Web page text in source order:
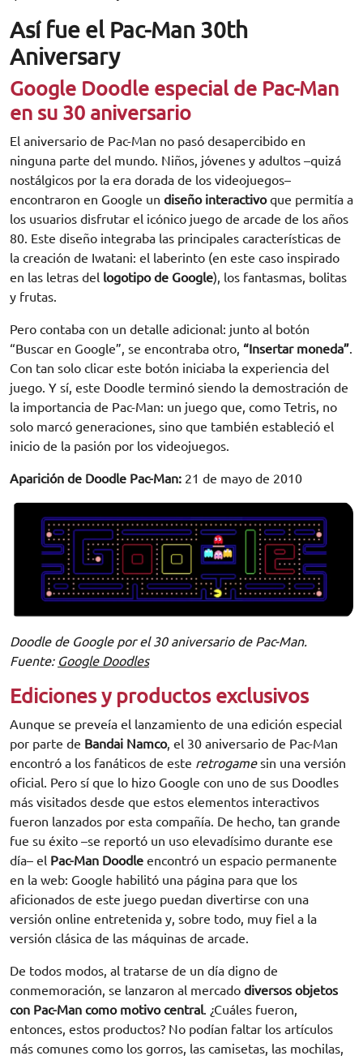
Así fue el Pac-Man 30th
Aniversary
Google Doodle especial de Pac-Man
en su 30 aniversario
El aniversario de Pac-Man no pasó desapercibido en
ninguna parte del mundo. Niños, jóvenes y adultos –quizá
nostálgicos por la era dorada de los videojuegos–
encontraron en Google un diseño interactivoque permitía a
los usuarios disfrutar el icónico juego de arcade de los años
80. Este diseño integraba las principales características de
la creación de Iwatani: el laberinto (en este caso inspirado
en las letras del logotipo de Google), los fantasmas, bolitas
y frutas.
Pero contaba con un detalle adicional: junto al botón
“Buscar en Google”, se encontraba otro, “Insertar moneda”.
Con tan solo clicar este botón iniciaba la experiencia del
juego. Y sí, este Doodle terminó siendo la demostración de
la importancia de Pac-Man: un juego que, como Tetris, no
solo marcó generaciones, sino que también estableció el
inicio de la pasión por los videojuegos.
Aparición de Doodle Pac-Man: 21 de mayo de 2010
Doodle de Google por el 30 aniversario de Pac-Man.
Fuente: Google Doodles
Ediciones y productos exclusivos
Aunque se preveía el lanzamiento de una edición especial
por parte de Bandai Namco, el 30 aniversario de Pac-Man
encontró a los fanáticos de este retrogamesin una versión
oficial. Pero sí que lo hizo Google con uno de sus Doodles
más visitados desde que estos elementos interactivos
fueron lanzados por esta compañía. De hecho, tan grande
fue su éxito –se reportó un uso elevadísimo durante ese
día– el Pac-Man Doodle encontró un espacio permanente
en la web: Google habilitó una página para que los
aficionados de este juego puedan divertirse con una
versión online entretenida y, sobre todo, muy fiel a la
versión clásica de las máquinas de arcade.
De todos modos, al tratarse de un día digno de
conmemoración, se lanzaron al mercado diversos objetos
con Pac-Man como motivo central. ¿Cuáles fueron,
entonces, estos productos? No podían faltar los artículos
más comunes como los gorros, las camisetas, las mochilas,